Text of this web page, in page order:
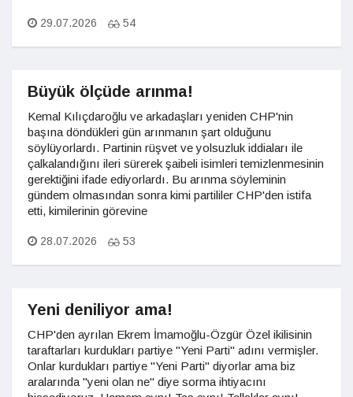
29.07.2026 54
Büyük ölçüde arınma!
Kemal Kılıçdaroğlu ve arkadaşları yeniden CHP'nin
başına döndükleri gün arınmanın şart olduğunu
söylüyorlardı. Partinin rüşvet ve yolsuzluk iddiaları ile
çalkalandığını ileri sürerek şaibeli isimleri temizlenmesinin
gerektiğini ifade ediyorlardı. Bu arınma söyleminin
gündem olmasından sonra kimi partililer CHP'den istifa
etti, kimilerinin görevine
28.07.2026 53
Yeni deniliyor ama!
CHP'den ayrılan Ekrem İmamoğlu-Özgür Özel ikilisinin
taraftarları kurdukları partiye "Yeni Parti" adını vermişler.
Onlar kurdukları partiye "Yeni Parti" diyorlar ama biz
aralarında "yeni olan ne" diye sorma ihtiyacını